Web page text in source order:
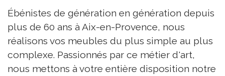
Ébénistes de génération en génération depuis
plus de 60 ans à Aix-en-Provence, nous
réalisons vos meubles du plus simple au plus
complexe. Passionnés par ce métier d'art,
nous mettons à votre entière disposition notre